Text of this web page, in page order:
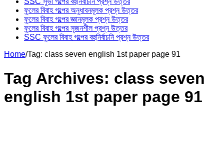
ফুলের বিবাহ গল্পের অনুধাবনমূলক প্রশ্ন উত্তর
ফুলের বিবাহ গল্পের জ্ঞানমূলক প্রশ্ন উত্তর
ফুলের বিবাহ গল্পের সৃজনশীল প্রশ্ন উত্তর
SSC ফুলের বিবাহ গল্পের বহুনির্বাচনি প্রশ্ন উত্তর
Home/Tag: class seven english 1st paper page 91
Tag Archives: class seven
english 1st paper page 91